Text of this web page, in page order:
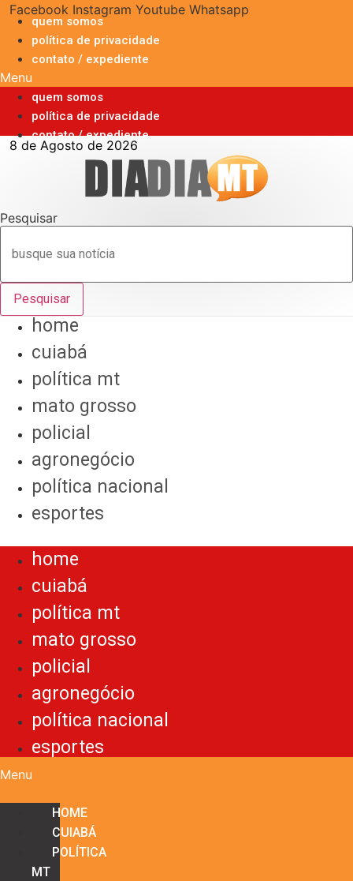
para
conteúdo
Facebook Instagram Youtube Whatsapp
quem somos
política de privacidade
contato / expediente
Menu
quem somos
política de privacidade
contato / expediente
8 de Agosto de 2026
Pesquisar
Pesquisar
home
cuiabá
política mt
mato grosso
policial
agronegócio
política nacional
esportes
home
cuiabá
política mt
mato grosso
policial
agronegócio
política nacional
esportes
Menu
HOME
CUIABÁ
POLÍTICA
MT